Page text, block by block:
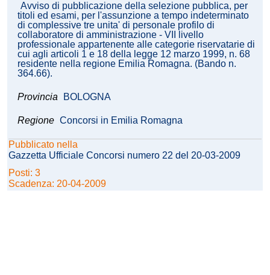
Avviso di pubblicazione della selezione pubblica, per
titoli ed esami, per l'assunzione a tempo indeterminato
di complessive tre unita' di personale profilo di
collaboratore di amministrazione - VII livello
professionale appartenente alle categorie riservatarie di
cui agli articoli 1 e 18 della legge 12 marzo 1999, n. 68
residente nella regione Emilia Romagna. (Bando n.
364.66).
Provincia BOLOGNA
Regione Concorsi in Emilia Romagna
Pubblicato nella
Gazzetta Ufficiale Concorsi numero 22 del 20-03-2009
Posti: 3
Scadenza: 20-04-2009